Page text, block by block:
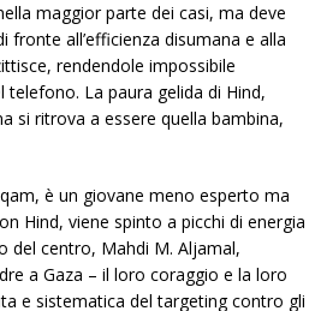
maggior parte dei casi, ma deve
fronte all’efficienza disumana e alla
rendendole impossibile
telefono. La paura gelida di Hind,
si ritrova a essere quella bambina,
è un giovane meno esperto ma
Hind, viene spinto a picchi di energia
del centro, Mahdi M. Aljamal,
a Gaza – il loro coraggio e la loro
e sistematica del targeting contro gli